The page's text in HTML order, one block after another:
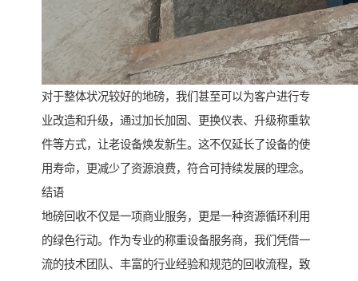
对于整体状况较好的地磅，我们甚至可以为客户进行专
业改造和升级，通过加长加固、更换仪表、升级称重软
件等方式，让老设备焕发新生。这不仅延长了设备的使
用寿命，更减少了资源浪费，符合可持续发展的理念。
结语
地磅回收不仅是一项商业服务，更是一种资源循环利用
的绿色行动。作为专业的称重设备服务商，我们凭借一
流的技术团队、丰富的行业经验和规范的回收流程，致